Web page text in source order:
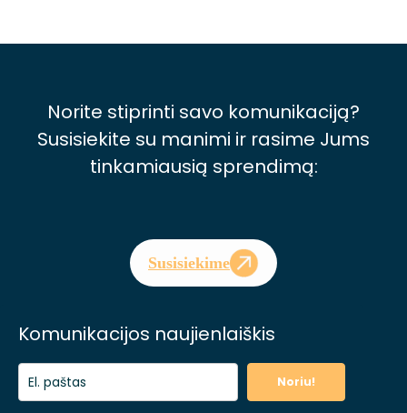
Norite stiprinti savo komunikaciją?
Susisiekite su manimi ir rasime Jums
tinkamiausią sprendimą:
Susisiekime
Komunikacijos naujienlaiškis
Noriu!